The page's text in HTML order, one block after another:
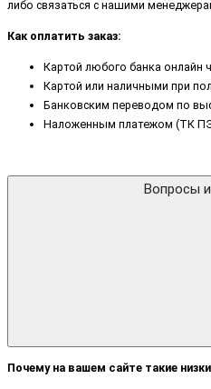
либо связаться с нашими
Как оплатить заказ:
Картой любого банка онлайн
Картой или наличными при
Банковским переводом по
Наложенным платежом (ТК
Вопросы
Почему на вашем сайте такие